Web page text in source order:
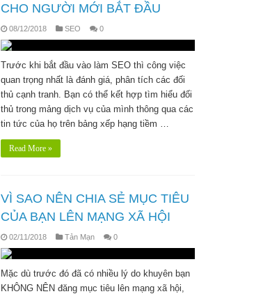
CHO NGƯỜI MỚI BẮT ĐẦU
08/12/2018 SEO 0
Trước khi bắt đầu vào làm SEO thì công việc
quan trọng nhất là đánh giá, phân tích các đối
thủ cạnh tranh. Bạn có thể kết hợp tìm hiểu đối
thủ trong mảng dịch vụ của mình thông qua các
tin tức của họ trên bảng xếp hạng tiềm …
Read More »
VÌ SAO NÊN CHIA SẺ MỤC TIÊU
CỦA BẠN LÊN MẠNG XÃ HỘI
02/11/2018 Tản Mạn 0
Mặc dù trước đó đã có nhiều lý do khuyên bạn
KHÔNG NÊN đăng mục tiêu lên mạng xã hội,